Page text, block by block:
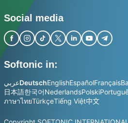
Social media
Softonic in:
عربيDeutschEnglishEspañolFrançais
日本語한국어NederlandsPolski
ภาษาไทยTürkçeTiếng Việt中文